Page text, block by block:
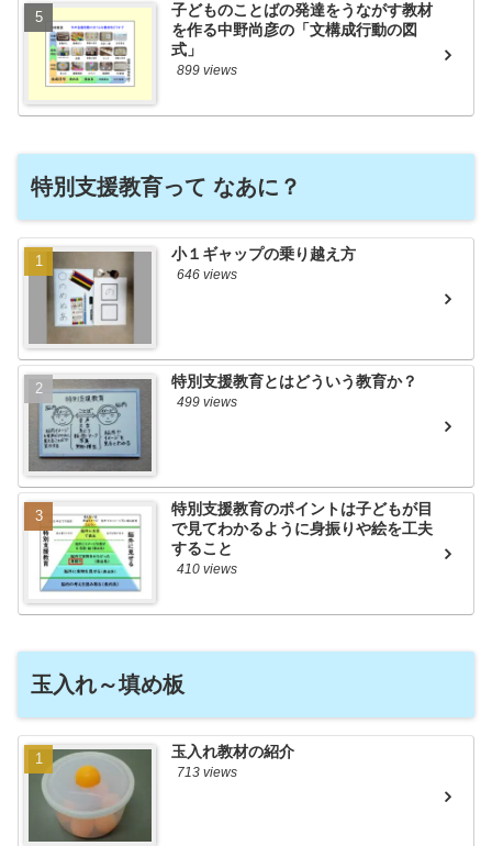
子どものことばの発達をうながす教材
を作る中野尚彦の「文構成行動の図
式」
899 views
特別支援教育って なあに？
小１ギャップの乗り越え方
646 views
特別支援教育とはどういう教育か？
499 views
特別支援教育のポイントは子どもが目
で見てわかるように身振りや絵を工夫
すること
410 views
玉入れ～填め板
玉入れ教材の紹介
713 views